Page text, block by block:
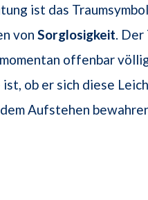
ist das
von Sorglosigkeit. Der
offenbar
ist, ob er sich diese
Aufstehen